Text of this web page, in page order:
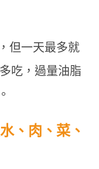
但一天最多就
吃，過量油脂
、肉、菜、